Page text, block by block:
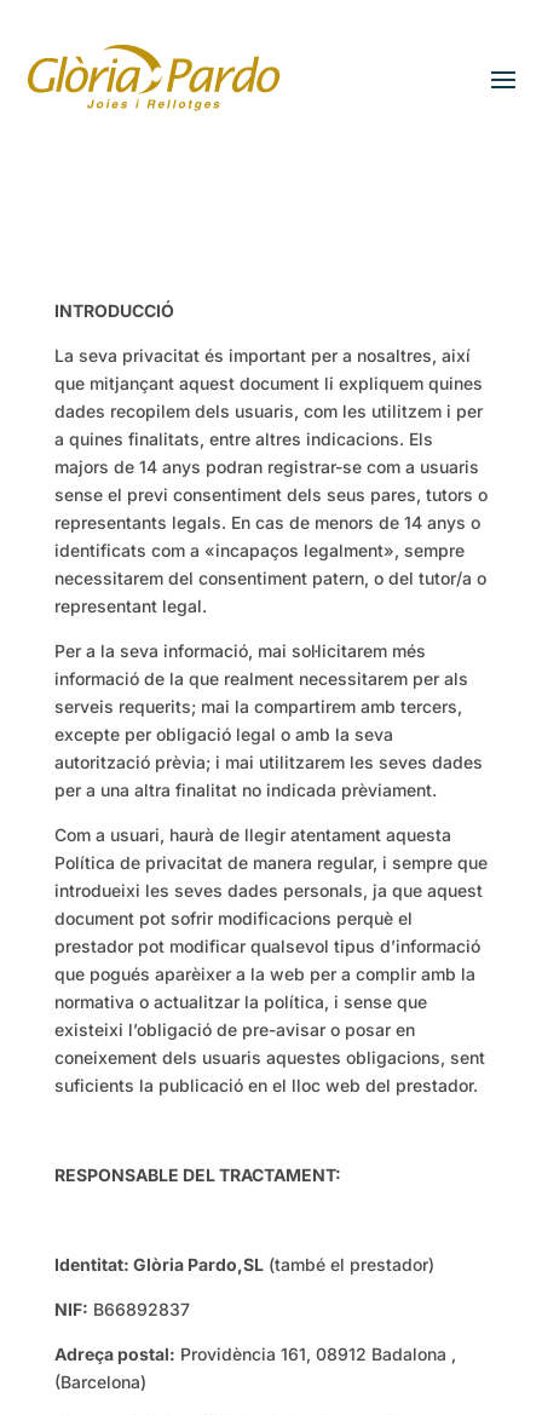
INTRODUCCIÓ
La seva privacitat és important per a nosaltres, així
que mitjançant aquest document li expliquem quines
dades recopilem dels usuaris, com les utilitzem i per
a quines finalitats, entre altres indicacions. Els
majors de 14 anys podran registrar-se com a usuaris
sense el previ consentiment dels seus pares, tutors o
representants legals. En cas de menors de 14 anys o
identificats com a «incapaços legalment», sempre
necessitarem del consentiment patern, o del tutor/a o
representant legal.
Per a la seva informació, mai sol·licitarem més
informació de la que realment necessitarem per als
serveis requerits; mai la compartirem amb tercers,
excepte per obligació legal o amb la seva
autorització prèvia; i mai utilitzarem les seves dades
per a una altra finalitat no indicada prèviament.
Com a usuari, haurà de llegir atentament aquesta
Política de privacitat de manera regular, i sempre que
introdueixi les seves dades personals, ja que aquest
document pot sofrir modificacions perquè el
prestador pot modificar qualsevol tipus d’informació
que pogués aparèixer a la web per a complir amb la
normativa o actualitzar la política, i sense que
existeixi l’obligació de pre-avisar o posar en
coneixement dels usuaris aquestes obligacions, sent
suficients la publicació en el lloc web del prestador.
RESPONSABLE DEL TRACTAMENT:
Identitat: Glòria Pardo,SL(també el prestador)
NIF: B66892837
Adreça postal: Providència 161, 08912 Badalona ,
(Barcelona)